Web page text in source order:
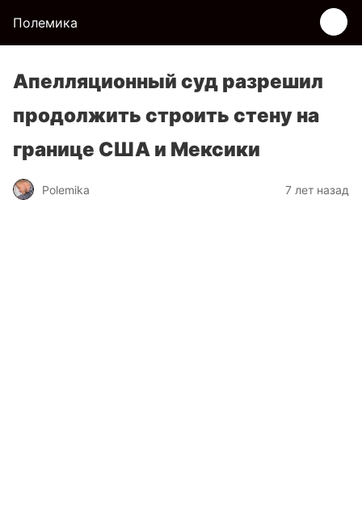
Полемика
Апелляционный суд разрешил
продолжить строить стену на
границе США и Мексики
Polemika 7 лет назад